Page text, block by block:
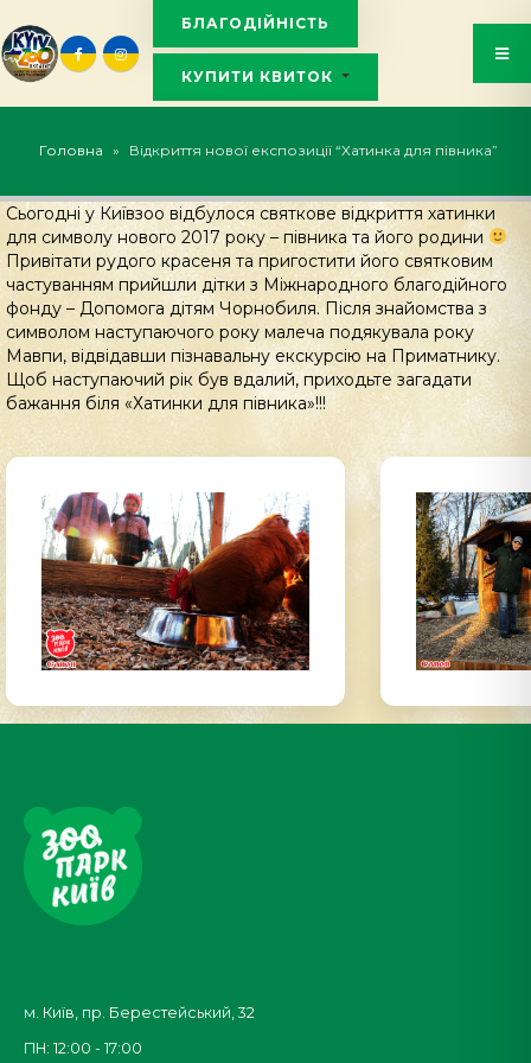
БЛАГОДІЙНІСТЬ
КУПИТИ КВИТОК
Головна » Відкриття нової експозиції “Хатинка для півника”
Сьогодні у Київзоо відбулося святкове відкриття хатинки
для символу нового 2017 року – півника та його родини
Привітати рудого красеня та пригостити його святковим
частуванням прийшли дітки з Міжнародного благодійного
фонду – Допомога дітям Чорнобиля. Після знайомства з
символом наступаючого року малеча подякувала року
Мавпи, відвідавши пізнавальну екскурсію на Приматнику.
Щоб наступаючий рік був вдалий, приходьте загадати
бажання біля «Хатинки для півника»!!!
м. Київ, пр. Берестейський, 32
ПН: 12:00 - 17:00